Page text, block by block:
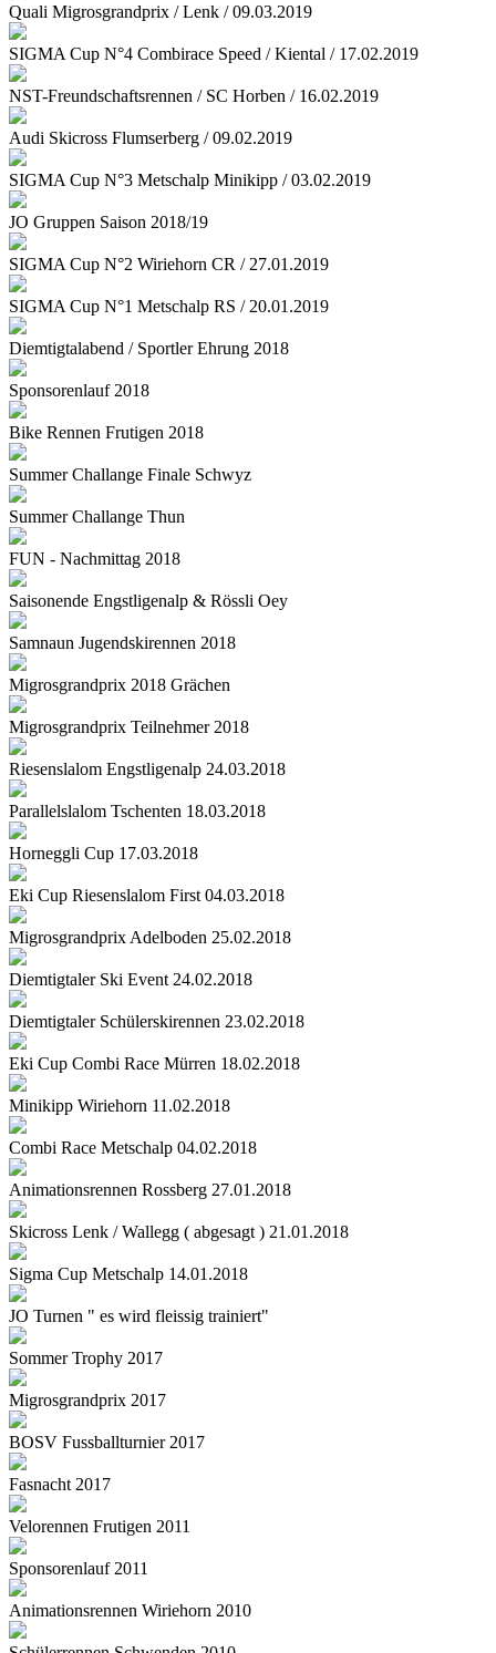
Quali Migrosgrandprix / Lenk / 09.03.2019
SIGMA Cup N°4 Combirace Speed / Kiental / 17.02.2019
NST-Freundschaftsrennen / SC Horben / 16.02.2019
Audi Skicross Flumserberg / 09.02.2019
SIGMA Cup N°3 Metschalp Minikipp / 03.02.2019
JO Gruppen Saison 2018/19
SIGMA Cup N°2 Wiriehorn CR / 27.01.2019
SIGMA Cup N°1 Metschalp RS / 20.01.2019
Diemtigtalabend / Sportler Ehrung 2018
Sponsorenlauf 2018
Bike Rennen Frutigen 2018
Summer Challange Finale Schwyz
Summer Challange Thun
FUN - Nachmittag 2018
Saisonende Engstligenalp & Rössli Oey
Samnaun Jugendskirennen 2018
Migrosgrandprix 2018 Grächen
Migrosgrandprix Teilnehmer 2018
Riesenslalom Engstligenalp 24.03.2018
Parallelslalom Tschenten 18.03.2018
Horneggli Cup 17.03.2018
Eki Cup Riesenslalom First 04.03.2018
Migrosgrandprix Adelboden 25.02.2018
Diemtigtaler Ski Event 24.02.2018
Diemtigtaler Schülerskirennen 23.02.2018
Eki Cup Combi Race Mürren 18.02.2018
Minikipp Wiriehorn 11.02.2018
Combi Race Metschalp 04.02.2018
Animationsrennen Rossberg 27.01.2018
Skicross Lenk / Wallegg ( abgesagt ) 21.01.2018
Sigma Cup Metschalp 14.01.2018
JO Turnen " es wird fleissig trainiert"
Sommer Trophy 2017
Migrosgrandprix 2017
BOSV Fussballturnier 2017
Fasnacht 2017
Velorennen Frutigen 2011
Sponsorenlauf 2011
Animationsrennen Wiriehorn 2010